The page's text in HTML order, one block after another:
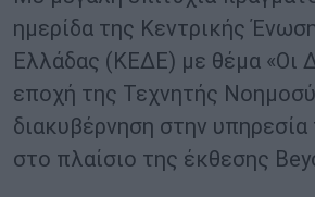
ημερίδα της Κεντρικής
Ελλάδας (ΚΕΔΕ) με θέμα «Οι
εποχή της Τεχνητής
διακυβέρνηση στην
στο πλαίσιο της έκθεσης